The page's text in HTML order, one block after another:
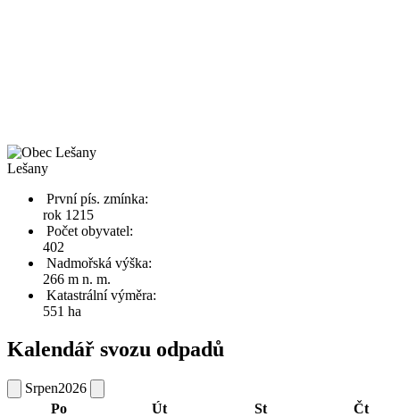
Lešany
První pís. zmínka:
rok 1215
Počet obyvatel:
402
Nadmořská výška:
266 m n. m.
Katastrální výměra:
551 ha
Kalendář svozu odpadů
Srpen2026
Po
Út St
Čt